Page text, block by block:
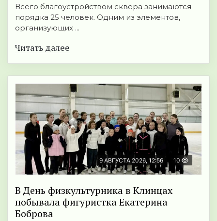
Всего благоустройством сквера занимаются
порядка 25 человек. Одним из элементов,
организующих ...
Читать далее
9 АВГУСТА 2026, 12:56 10
В День физкультурника в Клинцах
побывала фигуристка Екатерина
Боброва